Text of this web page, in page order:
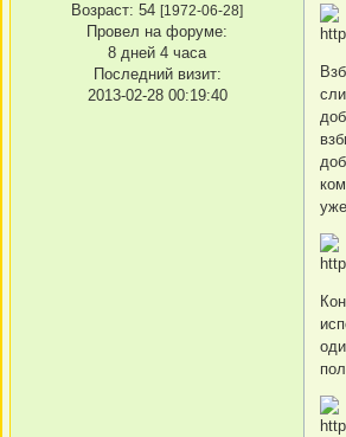
Возраст: 54 [1972-06-28]
Провел на форуме:
8 дней 4 часа
Последний визит:
2013-02-28 00:19:40